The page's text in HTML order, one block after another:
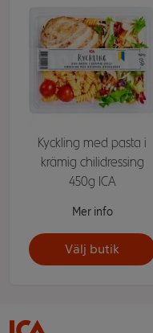
Kyckling med pasta i
krämig chilidressing
450g ICA
Mer info
Välj butik